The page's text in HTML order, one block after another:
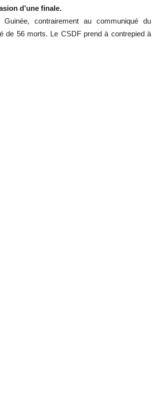
d’une finale.
contrairement au communiqué du
de 56 morts. Le CSDF prend à contrepied à